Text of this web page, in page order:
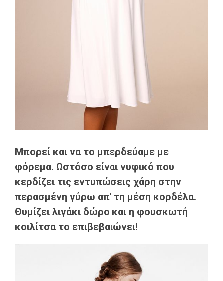
Μπορεί και να το μπερδεύαμε με
φόρεμα. Ωστόσο είναι νυφικό που
κερδίζει τις εντυπώσεις χάρη στην
περασμένη γύρω απ' τη μέση κορδέλα.
Θυμίζει λιγάκι δώρο και η φουσκωτή
κοιλίτσα το επιβεβαιώνει!